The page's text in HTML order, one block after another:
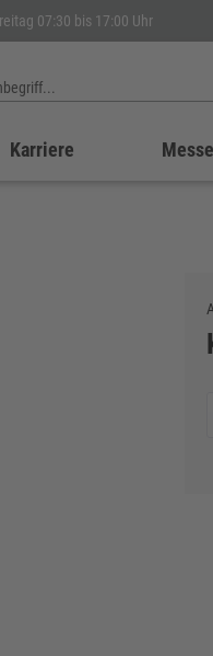
07:30 bis 17:00 Uhr
Karriere